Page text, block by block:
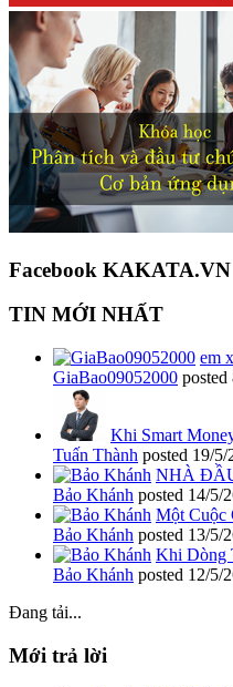
Facebook KAKATA.VN
TIN MỚI NHẤT
em
GiaBao09052000 posted
Khi Smart
Tuấn Thành posted 19/5/
NHÀ
Bảo Khánh posted 14/5/
Một Cuộc
Bảo Khánh posted 13/5/
Khi Dòng
Bảo Khánh posted 12/5/
Đang tải...
Mới trả lời